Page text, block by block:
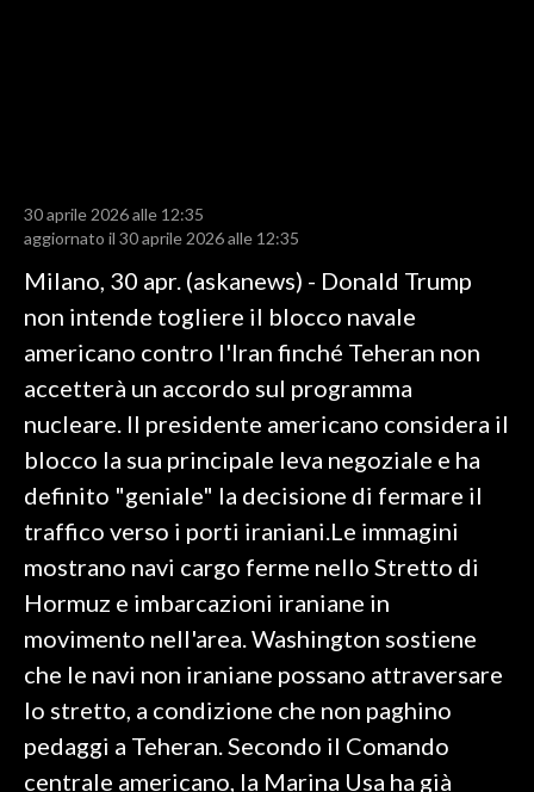
RISULTATI E CLASSIFICHE
CALCIO REGIONALE
BASKET
VOLLEY
MOTORI
TENNIS
ALTRI SPORT
CULTURA
GOSSIP
SALUTE
SARDEGNA TURISMO
30 aprile 2026 alle 12:35
aggiornato il 30 aprile 2026 alle 12:35
Milano, 30 apr. (askanews) - Donald Trump
non intende togliere il blocco navale
americano contro l'Iran finché Teheran non
accetterà un accordo sul programma
nucleare. Il presidente americano considera il
blocco la sua principale leva negoziale e ha
definito "geniale" la decisione di fermare il
traffico verso i porti iraniani.Le immagini
mostrano navi cargo ferme nello Stretto di
Hormuz e imbarcazioni iraniane in
movimento nell'area. Washington sostiene
che le navi non iraniane possano attraversare
lo stretto, a condizione che non paghino
pedaggi a Teheran. Secondo il Comando
centrale americano, la Marina Usa ha già